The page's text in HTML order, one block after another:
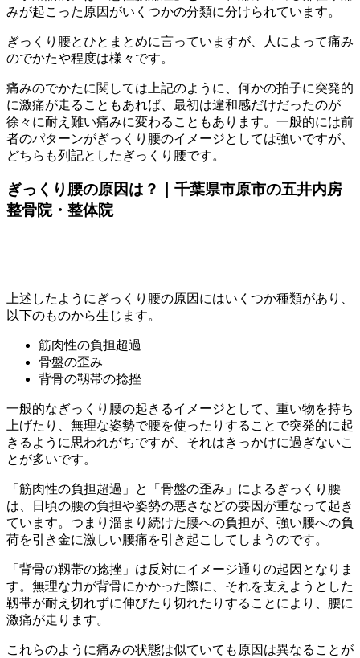
みが起こった原因がいくつかの分類に分けられています。
ぎっくり腰とひとまとめに言っていますが、人によって痛み
のでかたや程度は様々です。
痛みのでかたに関しては上記のように、何かの拍子に突発的
に激痛が走ることもあれば、最初は違和感だけだったのが
徐々に耐え難い痛みに変わることもあります。一般的には前
者のパターンがぎっくり腰のイメージとしては強いですが、
どちらも列記としたぎっくり腰です。
ぎっくり腰の原因は？｜千葉県市原市の五井内房
整骨院・整体院
上述したようにぎっくり腰の原因にはいくつか種類があり、
以下のものから生じます。
筋肉性の負担超過
骨盤の歪み
背骨の靱帯の捻挫
一般的なぎっくり腰の起きるイメージとして、重い物を持ち
上げたり、無理な姿勢で腰を使ったりすることで突発的に起
きるように思われがちですが、それはきっかけに過ぎないこ
とが多いです。
「筋肉性の負担超過」と「骨盤の歪み」によるぎっくり腰
は、日頃の腰の負担や姿勢の悪さなどの要因が重なって起き
ています。つまり溜まり続けた腰への負担が、強い腰への負
荷を引き金に激しい腰痛を引き起こしてしまうのです。
「背骨の靱帯の捻挫」は反対にイメージ通りの起因となりま
す。無理な力が背骨にかかった際に、それを支えようとした
靱帯が耐え切れずに伸びたり切れたりすることにより、腰に
激痛が走ります。
これらのように痛みの状態は似ていても原因は異なることが